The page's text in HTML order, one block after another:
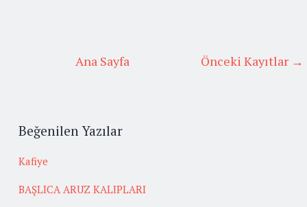
Önceki Kayıtlar →
Ana Sayfa
Beğenilen Yazılar
Kafiye
BAŞLICA ARUZ KALIPLARI